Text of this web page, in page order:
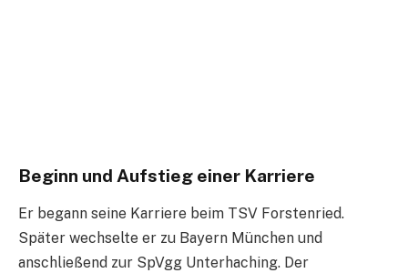
Beginn und Aufstieg einer Karriere
Er begann seine Karriere beim TSV Forstenried.
Später wechselte er zu Bayern München und
anschließend zur SpVgg Unterhaching. Der